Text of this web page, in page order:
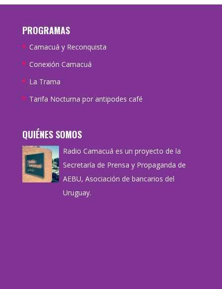
PROGRAMAS
Camacuá y Reconquista
Conexión Camacuá
La Trama
Tarifa Nocturna por antipodes café
QUIÉNES SOMOS
Radio Camacuá es un proyecto de la
Secretaría de Prensa y Propaganda de
AEBU, Asociación de bancarios del
Uruguay.